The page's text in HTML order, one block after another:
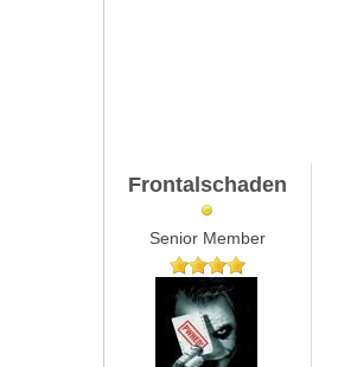
Frontalschaden
Senior Member